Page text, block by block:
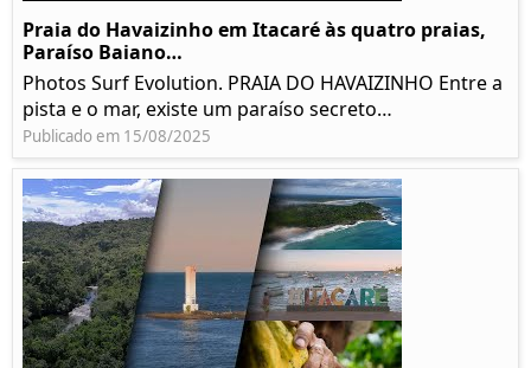
Praia do Havaizinho em Itacaré às quatro praias,
Paraíso Baiano…
Photos Surf Evolution. PRAIA DO HAVAIZINHO Entre a
pista e o mar, existe um paraíso secreto…
Publicado em 15/08/2025